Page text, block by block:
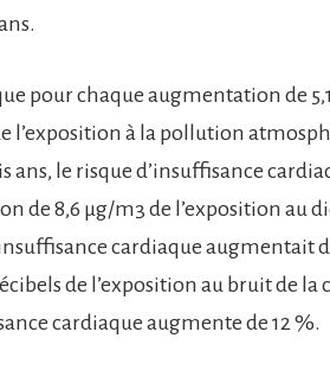
pour chaque augmentation de
l’exposition à la pollution
ans, le risque d’insuffisance
de 8,6 µg/m3 de l’exposition au
cardiaque augmentait
de l’exposition au bruit de
cardiaque augmente de 12 %.